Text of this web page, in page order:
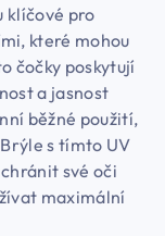
klíčové pro
které mohou
čočky poskytují
a jasnost
běžné použití,
s tímto UV
své oči
maximální